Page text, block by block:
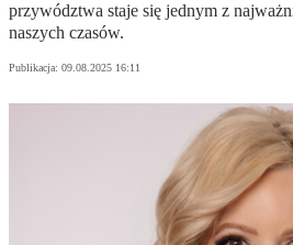
przywództwa staje się jednym z
naszych czasów.
Publikacja: 09.08.2025 16:11